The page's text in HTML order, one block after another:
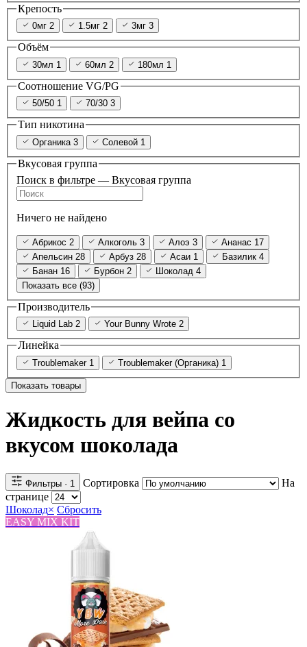
Крепость
0мг 2 1.5мг 2 3мг 3
Объём
30мл 1 60мл 2 180мл 1
Соотношение VG/PG
50/50 1 70/30 3
Тип никотина
Органика 3 Солевой 1
Вкусовая группа
Поиск в фильтре — Вкусовая группа
Ничего не найдено
Абрикос 2 Алкоголь 3 Алоэ 3 Ананас 17
Апельсин 28 Арбуз 28 Асаи 1 Базилик 4
Банан 16 Бурбон 2 Шоколад 4
Показать все (93)
Производитель
Liquid Lab 2 Your Bunny Wrote 2
Линейка
Troublemaker 1 Troublemaker (Органика) 1
Показать товары
Жидкость для вейпа со
вкусом шоколада
Фильтры · 1 Сортировка
На
странице
Шоколад× Сбросить
EASY MIX KIT